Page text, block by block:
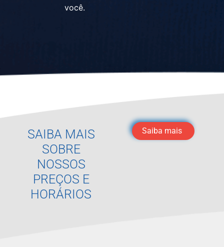
você.
SAIBA MAIS
SOBRE
NOSSOS
PREÇOS E
HORÁRIOS
Saiba mais